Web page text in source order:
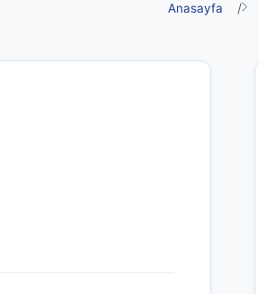
Anasayfa